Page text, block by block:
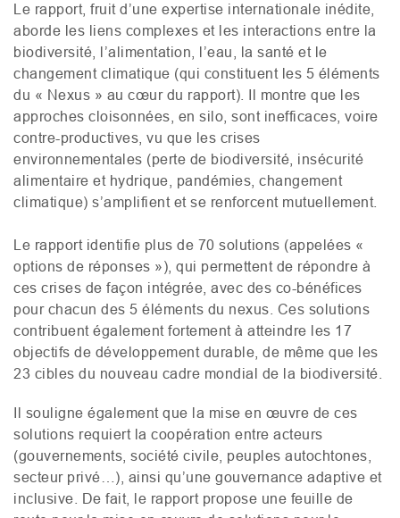
Le rapport, fruit d’une expertise internationale inédite,
aborde les liens complexes et les interactions entre la
biodiversité, l’alimentation, l’eau, la santé et le
changement climatique (qui constituent les 5 éléments
du « Nexus » au cœur du rapport). Il montre que les
approches cloisonnées, en silo, sont inefficaces, voire
contre-productives, vu que les crises
environnementales (perte de biodiversité, insécurité
alimentaire et hydrique, pandémies, changement
climatique) s’amplifient et se renforcent mutuellement.
Le rapport identifie plus de 70 solutions (appelées «
options de réponses »), qui permettent de répondre à
ces crises de façon intégrée, avec des co-bénéfices
pour chacun des 5 éléments du nexus. Ces solutions
contribuent également fortement à atteindre les 17
objectifs de développement durable, de même que les
23 cibles du nouveau cadre mondial de la biodiversité.
Il souligne également que la mise en œuvre de ces
solutions requiert la coopération entre acteurs
(gouvernements, société civile, peuples autochtones,
secteur privé…), ainsi qu’une gouvernance adaptive et
inclusive. De fait, le rapport propose une feuille de